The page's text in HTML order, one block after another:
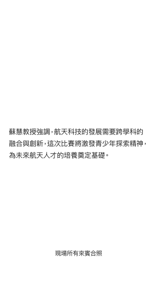
蘇慧教授強調，航天科技的發展需要跨學科的
融合與創新，這次比賽將激發青少年探索精神，
為未來航天人才的培養奠定基礎。
現場所有來賓合照